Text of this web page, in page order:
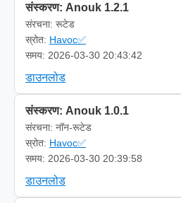
संस्करण: Anouk 1.2.1
संरचना: रूटेड
स्रोत: Havoc✅
समय: 2026-03-30 20:43:42
डाउनलोड
संस्करण: Anouk 1.0.1
संरचना: नॉन-रूटेड
स्रोत: Havoc✅
समय: 2026-03-30 20:39:58
डाउनलोड